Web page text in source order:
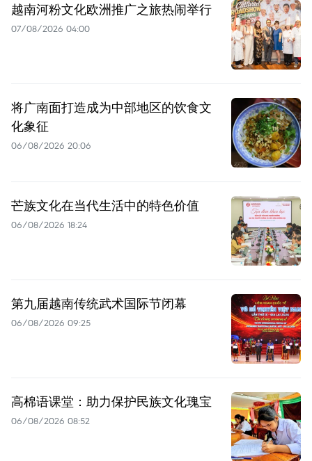
越南河粉文化欧洲推广之旅热闹举行
07/08/2026 04:00
将广南面打造成为中部地区的饮食文
化象征
06/08/2026 20:06
芒族文化在当代生活中的特色价值
06/08/2026 18:24
第九届越南传统武术国际节闭幕
06/08/2026 09:25
高棉语课堂：助力保护民族文化瑰宝
06/08/2026 08:52